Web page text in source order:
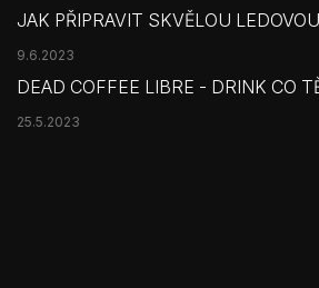
JAK PŘIPRAVIT SKVĚLOU
9.6.2023
DEAD COFFEE LIBRE - DRINK CO
25.5.2023